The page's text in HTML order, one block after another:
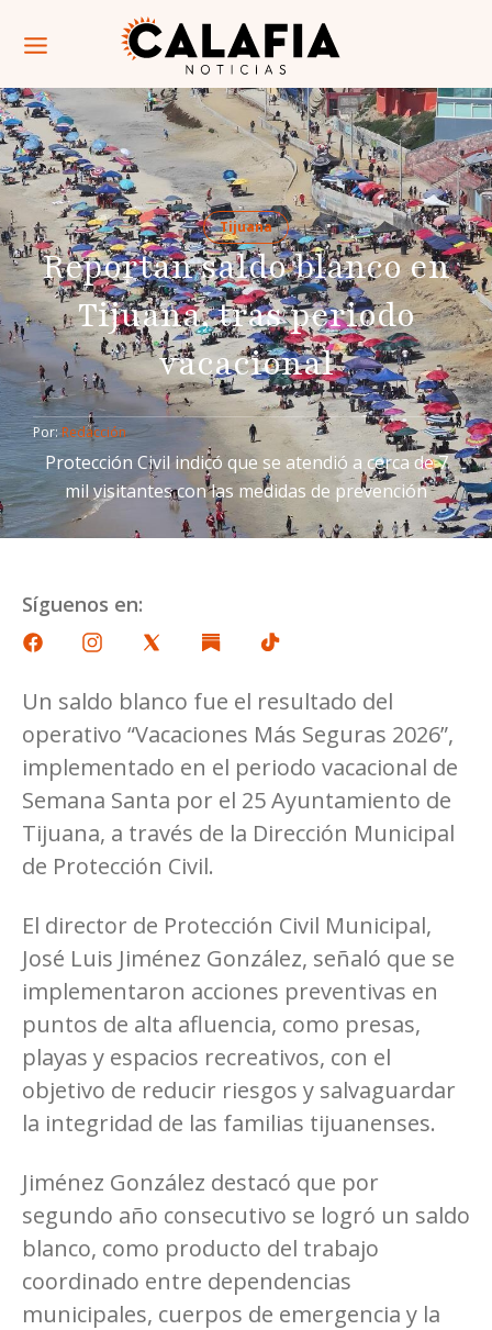
Tijuana
Reportan saldo blanco en
Tijuana, tras periodo
vacacional
Por: Redacción
Protección Civil indicó que se atendió a cerca de 7
mil visitantes con las medidas de prevención
Síguenos en:
Un saldo blanco fue el resultado del
operativo “Vacaciones Más Seguras 2026”,
implementado en el periodo vacacional de
Semana Santa por el 25 Ayuntamiento de
Tijuana, a través de la Dirección Municipal
de Protección Civil.
El director de Protección Civil Municipal,
José Luis Jiménez González, señaló que se
implementaron acciones preventivas en
puntos de alta afluencia, como presas,
playas y espacios recreativos, con el
objetivo de reducir riesgos y salvaguardar
la integridad de las familias tijuanenses.
Jiménez González destacó que por
segundo año consecutivo se logró un saldo
blanco, como producto del trabajo
coordinado entre dependencias
municipales, cuerpos de emergencia y la